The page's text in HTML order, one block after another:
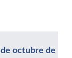
octubre de